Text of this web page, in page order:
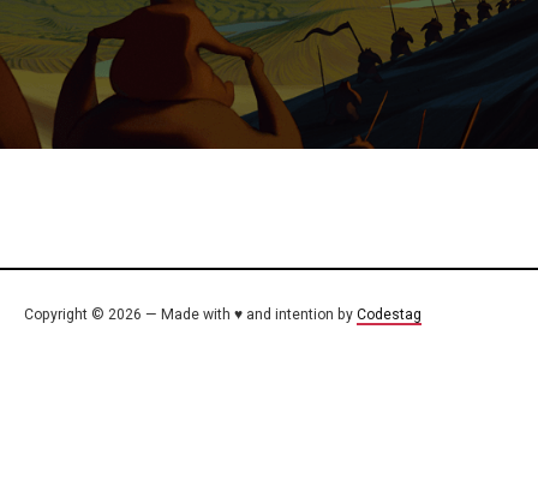
Copyright © 2026 — Made with ♥ and intention by Codestag